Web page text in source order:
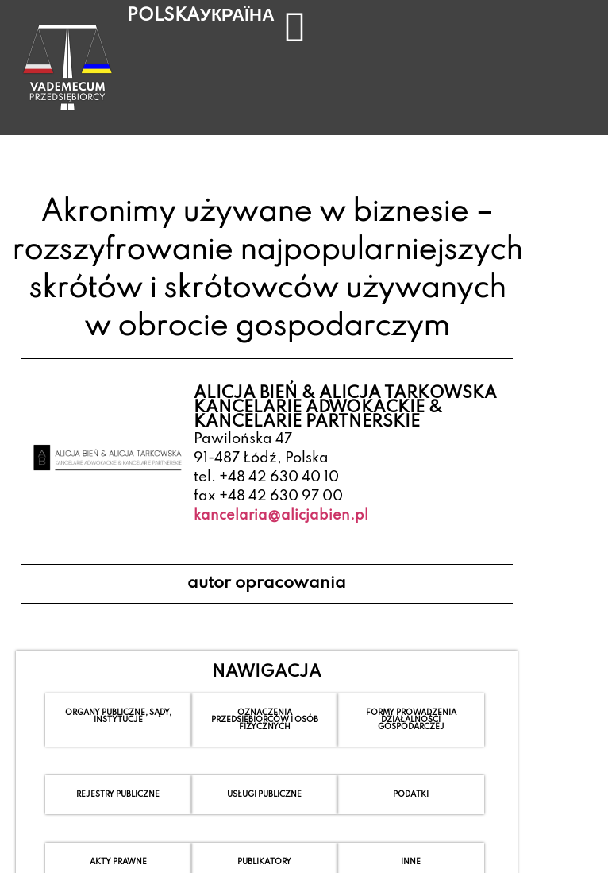
POLSKAУКРАЇНА
Akronimy używane w biznesie –
rozszyfrowanie najpopularniejszych
skrótów i skrótowców używanych
w obrocie gospodarczym
ALICJA BIEŃ & ALICJA TARKOWSKA
KANCELARIE ADWOKACKIE &
KANCELARIE PARTNERSKIE
Pawilońska 47
91-487 Łódź, Polska
tel. +48 42 630 40 10
fax +48 42 630 97 00
kancelaria@alicjabien.pl
autor opracowania
NAWIGACJA
ORGANY PUBLICZNE, SĄDY,
INSTYTUCJE
OZNACZENIA
PRZEDSIĘBIORCÓW I OSÓB
FIZYCZNYCH
FORMY PROWADZENIA
DZIAŁALNOŚCI
GOSPODARCZEJ
REJESTRY PUBLICZNE USŁUGI PUBLICZNE PODATKI
AKTY PRAWNE PUBLIKATORY INNE